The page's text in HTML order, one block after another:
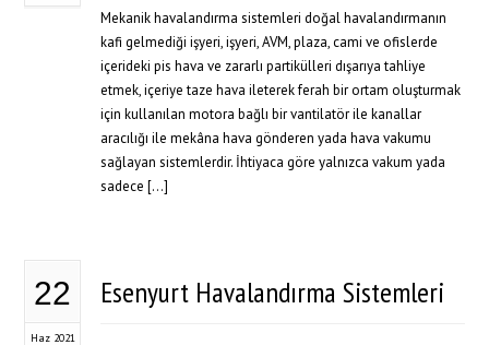
Mekanik havalandırma sistemleri doğal havalandırmanın
kafi gelmediği işyeri, işyeri, AVM, plaza, cami ve ofislerde
içerideki pis hava ve zararlı partikülleri dışarıya tahliye
etmek, içeriye taze hava ileterek ferah bir ortam oluşturmak
için kullanılan motora bağlı bir vantilatör ile kanallar
aracılığı ile mekâna hava gönderen yada hava vakumu
sağlayan sistemlerdir. İhtiyaca göre yalnızca vakum yada
sadece […]
22
Haz 2021
Esenyurt Havalandırma Sistemleri